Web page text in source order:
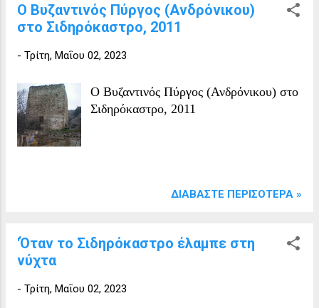
Ο Βυζαντινός Πύργος (Ανδρόνικου)
στο Σιδηρόκαστρο, 2011
- Τρίτη, Μαΐου 02, 2023
Ο Βυζαντινός Πύργος (Ανδρόνικου) στο
Σιδηρόκαστρο, 2011
ΔΙΑΒΆΣΤΕ ΠΕΡΙΣΌΤΕΡΑ »
'Όταν το Σιδηρόκαστρο έλαμπε στη
νύχτα
- Τρίτη, Μαΐου 02, 2023